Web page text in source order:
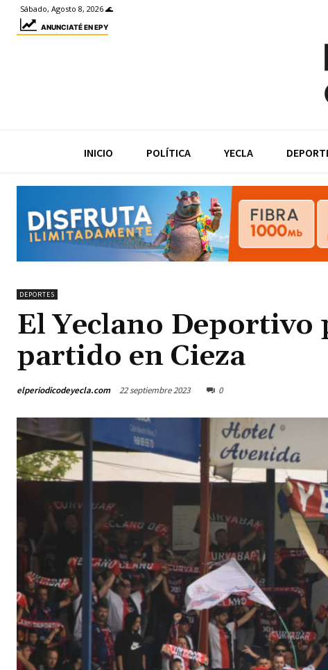
Sábado, Agosto 8, 2026 🌊
ANUNCIATÉ EN EPY
INICIO POLÍTICA YECLA
DEPORTES
El Yeclano Deportivo
partido en Cieza
elperiodicodeyecla.com 22 septiembre 2023 0